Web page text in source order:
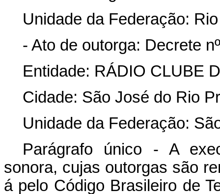
Unidade da Federação:
- Ato de outorga: Decrete
Entidade: RÁDIO CLUBE
Cidade: São José do Rio
Unidade da Federação:
Parágrafo único - A
sonora, cujas outorgas são
á pelo Código Brasileiro de